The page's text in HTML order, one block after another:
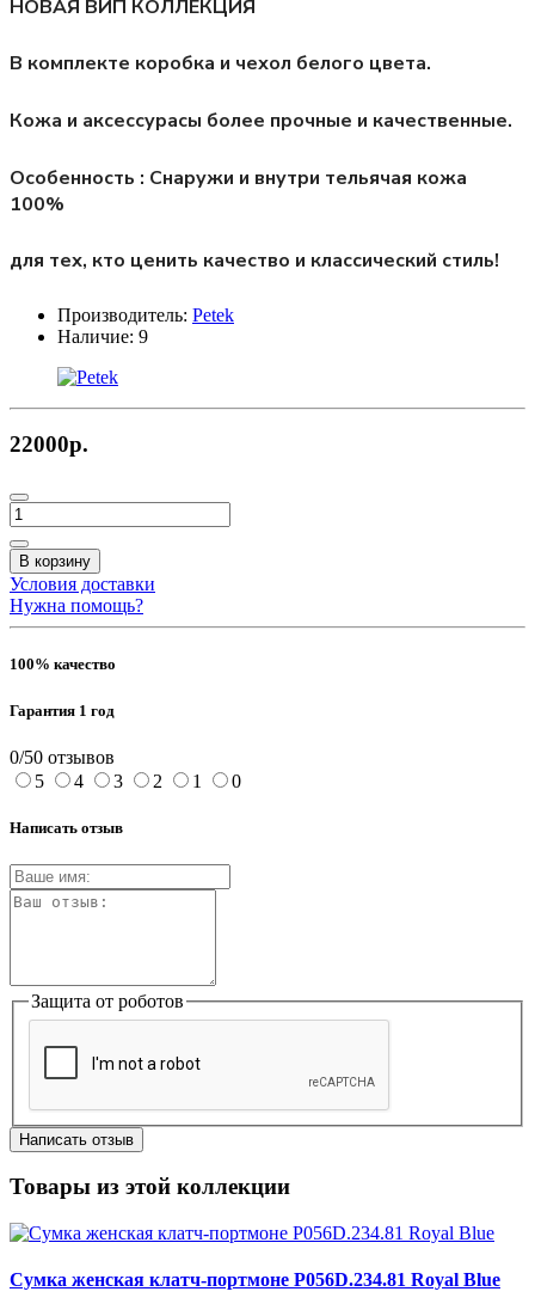
НОВАЯ ВИП КОЛЛЕКЦИЯ
В комплекте коробка и чехол белого цвета.
Кожа и аксессурасы более прочные и качественные.
Особенность : Снаружи и внутри тельячая кожа
100%
для тех, кто ценить качество и классический стиль!
Производитель: Petek
Наличие: 9
22000р.
В корзину
Условия доставки
Нужна помощь?
100% качество
Гарантия 1 год
0/50 отзывов
5
4 3 2 1 0
Написать отзыв
Защита от роботов
Написать отзыв
Товары из этой коллекции
Сумка женская клатч-портмоне P056D.234.81 Royal Blue